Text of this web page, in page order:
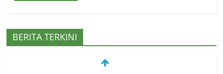
BERITA TERKINI